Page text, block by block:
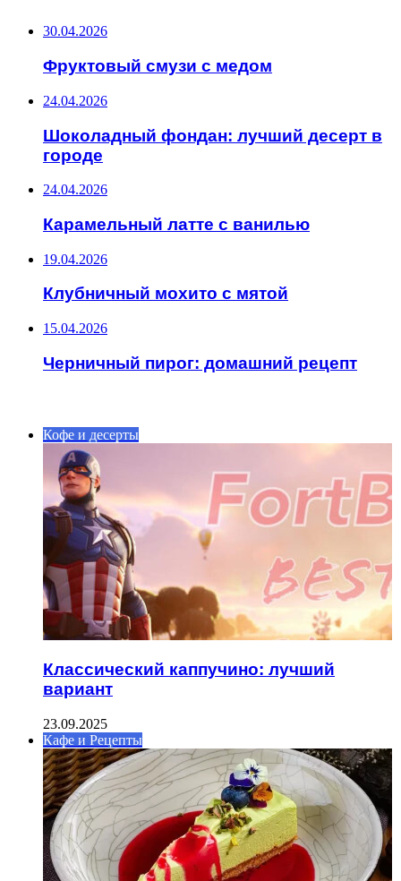
30.04.2026
Фруктовый смузи с медом
24.04.2026
Шоколадный фондан: лучший десерт в
городе
24.04.2026
Карамельный латте с ванилью
19.04.2026
Клубничный мохито с мятой
15.04.2026
Черничный пирог: домашний рецепт
Кофе и десерты
Классический каппучино: лучший
вариант
23.09.2025
Кафе и Рецепты